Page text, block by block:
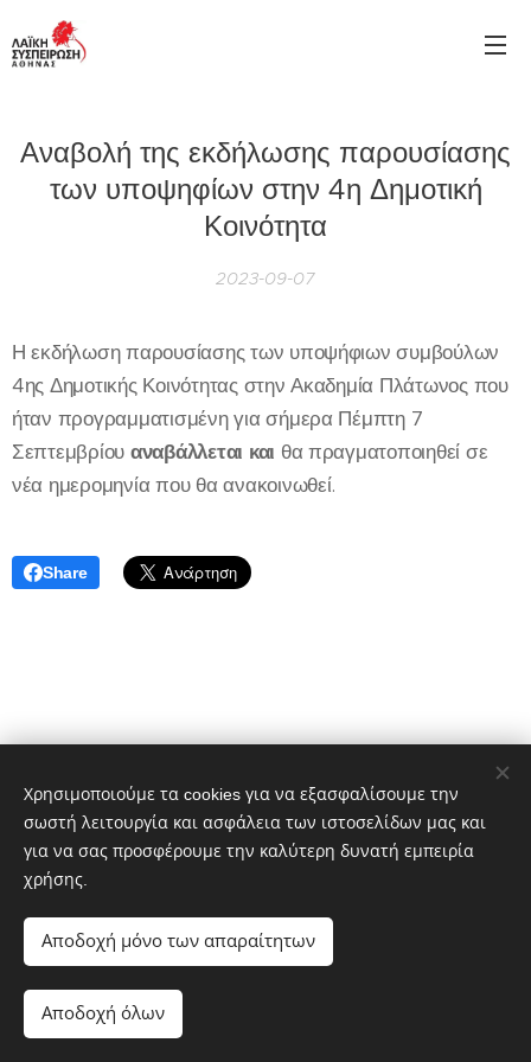
Αναβολή της εκδήλωσης παρουσίασης
των υποψηφίων στην 4η Δημοτική
Κοινότητα
2023-09-07
Η εκδήλωση παρουσίασης των υποψήφιων συμβούλων
4ης Δημοτικής Κοινότητας στην Ακαδημία Πλάτωνος που
ήταν προγραμματισμένη για σήμερα Πέμπτη 7
Σεπτεμβρίου αναβάλλεται και θα πραγματοποιηθεί σε
νέα ημερομηνία που θα ανακοινωθεί.
Share
Λαϊκή Συσπείρωση Αθήνας © 2019-2026
Χρησιμοποιούμε τα cookies για να εξασφαλίσουμε την
σωστή λειτουργία και ασφάλεια των ιστοσελίδων μας και
για να σας προσφέρουμε την καλύτερη δυνατή εμπειρία
χρήσης.
Αποδοχή μόνο των απαραίτητων
Αποδοχή όλων